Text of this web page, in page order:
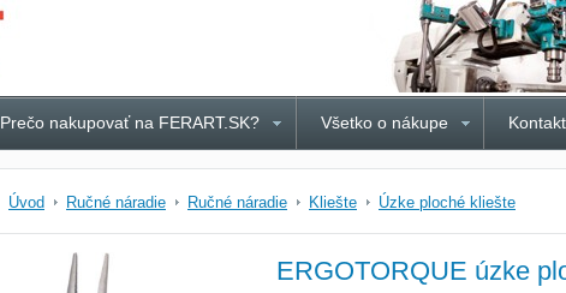
Prečo nakupovať na FERART.SK? Všetko o nákupe Kontakt
Úvod Ručné náradie Ručné náradie Kliešte Úzke ploché kliešte
ERGOTORQUE úzke